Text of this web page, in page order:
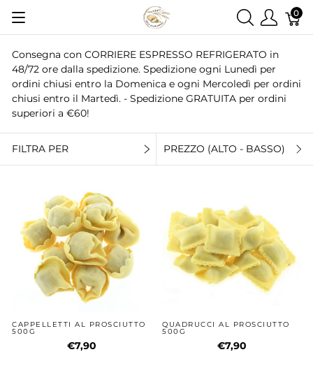
0
Consegna con CORRIERE ESPRESSO REFRIGERATO in
48/72 ore dalla spedizione. Spedizione ogni Lunedì per
ordini chiusi entro la Domenica e ogni Mercoledì per ordini
chiusi entro il Martedì. - Spedizione GRATUITA per ordini
superiori a €60!
FILTRA PER PREZZO (ALTO - BASSO)
CAPPELLETTI AL PROSCIUTTO
500G
€7,90
QUADRUCCI AL PROSCIUTTO
500G
€7,90